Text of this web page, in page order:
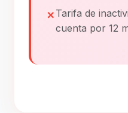
Tarifa de
cuenta por 12